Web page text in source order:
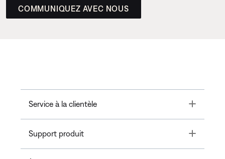
COMMUNIQUEZ AVEC NOUS
Service à la clientèle Toggle
Support produit Toggle